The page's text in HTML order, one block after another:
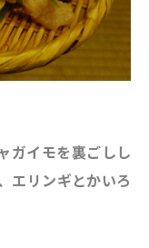
ガイモを裏ごしし
エリンギとかいろ